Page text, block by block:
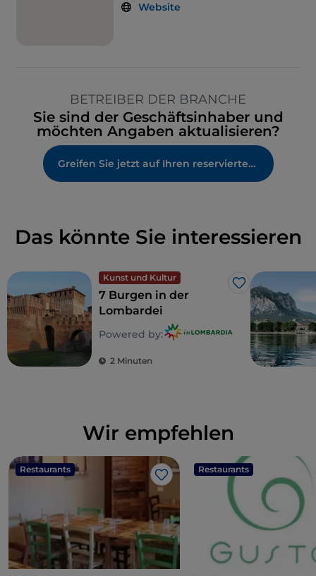
Website
BETREIBER DER BRANCHE
Sie sind der Geschäftsinhaber und
möchten Angaben aktualisieren?
Greifen Sie jetzt auf Ihren reservierten Bereich zu
Das könnte Sie interessieren
Kunst und Kultur
Like
7 Burgen in der
Lombardei
Powered by:
2 Minuten
Wir empfehlen
Restaurants
Like
Restaurants